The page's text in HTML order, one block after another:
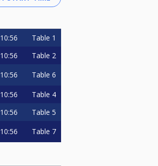
10:56 Table 1
10:56 Table 2
10:56 Table 6
10:56 Table 4
10:56 Table 5
10:56 Table 7